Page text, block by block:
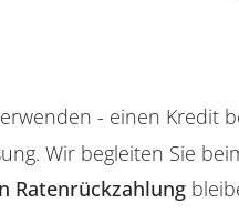
- einen Kredit
Wir begleiten Sie
Ratenrückzahlung